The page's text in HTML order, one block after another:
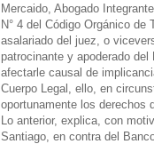
Mercaido, Abogado
N° 4 del Código Orgánico
asalariado del juez, o
patrocinante y apoderado
afectarle causal de
Cuerpo Legal, ello, en
oportunamente los derechos
Lo anterior, explica, con
Santiago, en contra del